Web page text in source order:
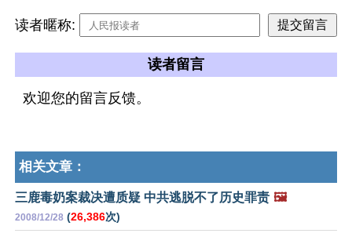
读者暱称:
读者留言
欢迎您的留言反馈。
相关文章：
三鹿毒奶案裁决遭质疑 中共逃脱不了历史罪责 🖼️
2008/12/28 (26,386次)